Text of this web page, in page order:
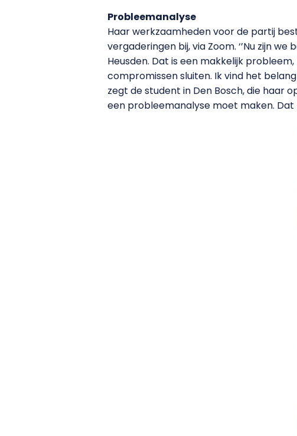
Probleemanalyse
Haar werkzaamheden voor de partij
vergaderingen bij, via Zoom. ‘’Nu zijn
Heusden. Dat is een makkelijk
compromissen sluiten. Ik vind het
zegt de student in Den Bosch, die haar
een probleemanalyse moet maken. Dat